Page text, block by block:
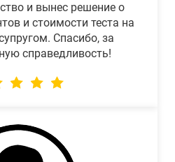
и вынес решение о
и стоимости теста на
Спасибо, за
справедливость!